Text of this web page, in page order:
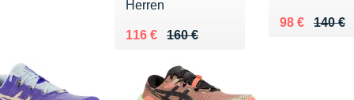
Herren
160 €
Au lieu de 160 €
116 €
Vendu 116 €
140 €
Au lieu de
98 €
Vendu 98 €